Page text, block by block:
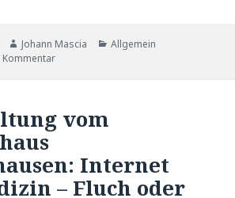
Autor
Johann Mascia Katgeorien
Allgemein
Kommentar
vom
Internet
– Fluch oder